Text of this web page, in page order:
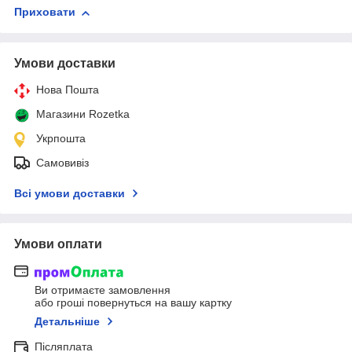
Приховати
Умови доставки
Нова Пошта
Магазини Rozetka
Укрпошта
Самовивіз
Всі умови доставки
Умови оплати
Ви отримаєте замовлення
або гроші повернуться на вашу картку
Детальніше
Післяплата